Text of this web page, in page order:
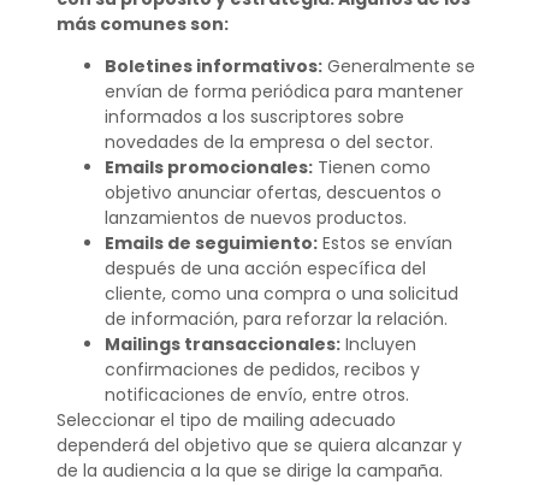
más comunes son:
Boletines informativos:Generalmente se
envían de forma periódica para mantener
informados a los suscriptores sobre
novedades de la empresa o del sector.
Emails promocionales:Tienen como
objetivo anunciar ofertas, descuentos o
lanzamientos de nuevos productos.
Emails de seguimiento:Estos se envían
después de una acción específica del
cliente, como una compra o una solicitud
de información, para reforzar la relación.
Mailings transaccionales:Incluyen
confirmaciones de pedidos, recibos y
notificaciones de envío, entre otros.
Seleccionar el tipo de mailing adecuado
dependerá del objetivo que se quiera alcanzar y
de la audiencia a la que se dirige la campaña.